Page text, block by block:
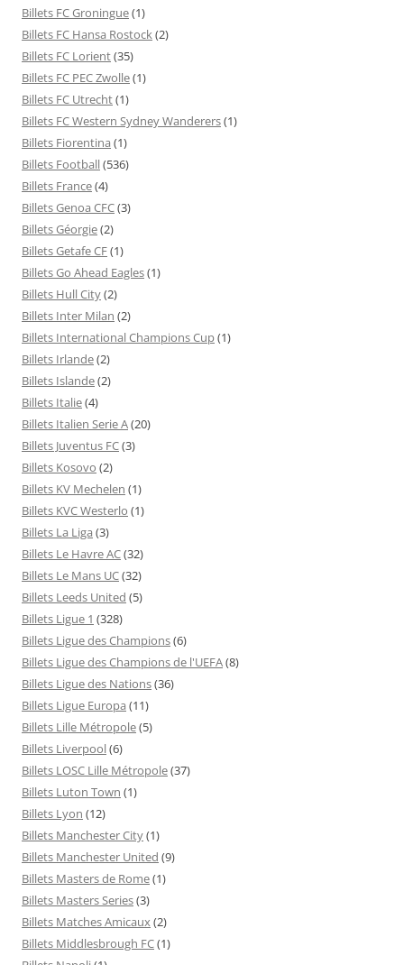
Billets FC Groningue(1)
Billets FC Hansa Rostock(2)
Billets FC Lorient(35)
Billets FC PEC Zwolle(1)
Billets FC Utrecht(1)
Billets FC Western Sydney Wanderers(1)
Billets Fiorentina (1)
Billets Football(536)
Billets France(4)
Billets Genoa CFC(3)
Billets Géorgie(2)
Billets Getafe CF(1)
Billets Go Ahead Eagles(1)
Billets Hull City(2)
Billets Inter Milan (2)
Billets International Champions Cup(1)
Billets Irlande(2)
Billets Islande(2)
Billets Italie(4)
Billets Italien Serie A(20)
Billets Juventus FC(3)
Billets Kosovo (2)
Billets KV Mechelen (1)
Billets KVC Westerlo (1)
Billets La Liga (3)
Billets Le Havre AC(32)
Billets Le Mans UC(32)
Billets Leeds United (5)
Billets Ligue 1 (328)
Billets Ligue des Champions(6)
Billets Ligue des Champions de l'UEFA(8)
Billets Ligue des Nations(36)
Billets Ligue Europa (11)
Billets Lille Métropole(5)
Billets Liverpool(6)
Billets LOSC Lille Métropole(37)
Billets Luton Town (1)
Billets Lyon (12)
Billets Manchester City(1)
Billets Manchester United (9)
Billets Masters de Rome(1)
Billets Masters Series(3)
Billets Matches Amicaux(2)
Billets Middlesbrough FC(1)